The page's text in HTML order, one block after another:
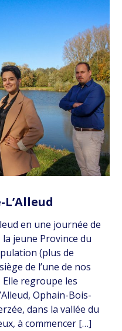
en une journée de
jeune Province du
(plus de
de l’une de nos
regroupe les
Ophain-Bois-
dans la vallée du
à commencer […]